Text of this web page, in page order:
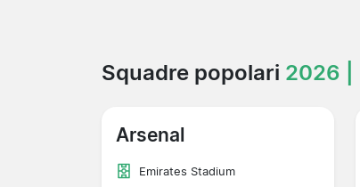
Squadre popolari 2026 |
Arsenal
Emirates Stadium